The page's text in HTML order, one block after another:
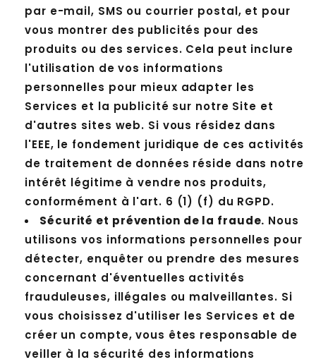
par e-mail, SMS ou courrier postal, et pour
vous montrer des publicités pour des
produits ou des services. Cela peut inclure
l'utilisation de vos informations
personnelles pour mieux adapter les
Services et la publicité sur notre Site et
d'autres sites web. Si vous résidez dans
l'EEE, le fondement juridique de ces activités
de traitement de données réside dans notre
intérêt légitime à vendre nos produits,
conformément à l'art. 6 (1) (f) du RGPD.
Sécurité et prévention de la fraude. Nous
utilisons vos informations personnelles pour
détecter, enquêter ou prendre des mesures
concernant d'éventuelles activités
frauduleuses, illégales ou malveillantes. Si
vous choisissez d'utiliser les Services et de
créer un compte, vous êtes responsable de
veiller à la sécurité des informations